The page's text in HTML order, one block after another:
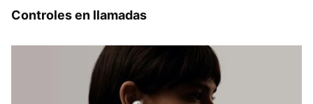
Controles en llamadas